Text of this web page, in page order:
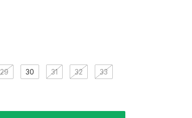
29 30 31 32 33